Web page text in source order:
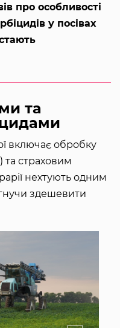
про особливості
у посівах
та
включає обробку
та страховим
нехтують одним
здешевити